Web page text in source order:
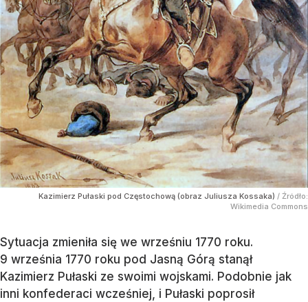
Kazimierz Pułaski pod Częstochową (obraz Juliusza Kossaka) / Źródło:
Wikimedia Commons
Sytuacja zmieniła się we wrześniu 1770 roku.
9 września 1770 roku pod Jasną Górą stanął
Kazimierz Pułaski ze swoimi wojskami. Podobnie jak
inni konfederaci wcześniej, i Pułaski poprosił